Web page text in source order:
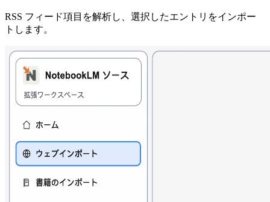
RSS フィード項目を解析し、選択したエントリをインポー
トします。